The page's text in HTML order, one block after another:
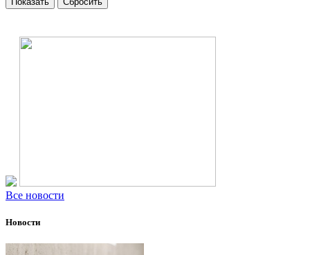
Все новости
Новости